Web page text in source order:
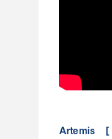
Artemis